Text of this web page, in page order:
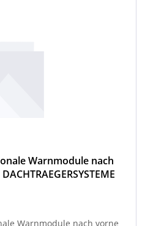
Warnmodule nach
Warnmodule nach vorne